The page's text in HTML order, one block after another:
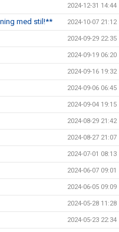
2024-12-31 14:44
med stil!** 2024-10-07 21:12
2024-09-29 22:35
2024-09-19 06:20
2024-09-16 19:32
2024-09-06 06:45
2024-09-04 19:15
2024-08-29 21:42
2024-08-27 21:07
2024-07-01 08:13
2024-06-07 09:01
2024-06-05 09:09
2024-05-28 11:28
2024-05-23 22:34